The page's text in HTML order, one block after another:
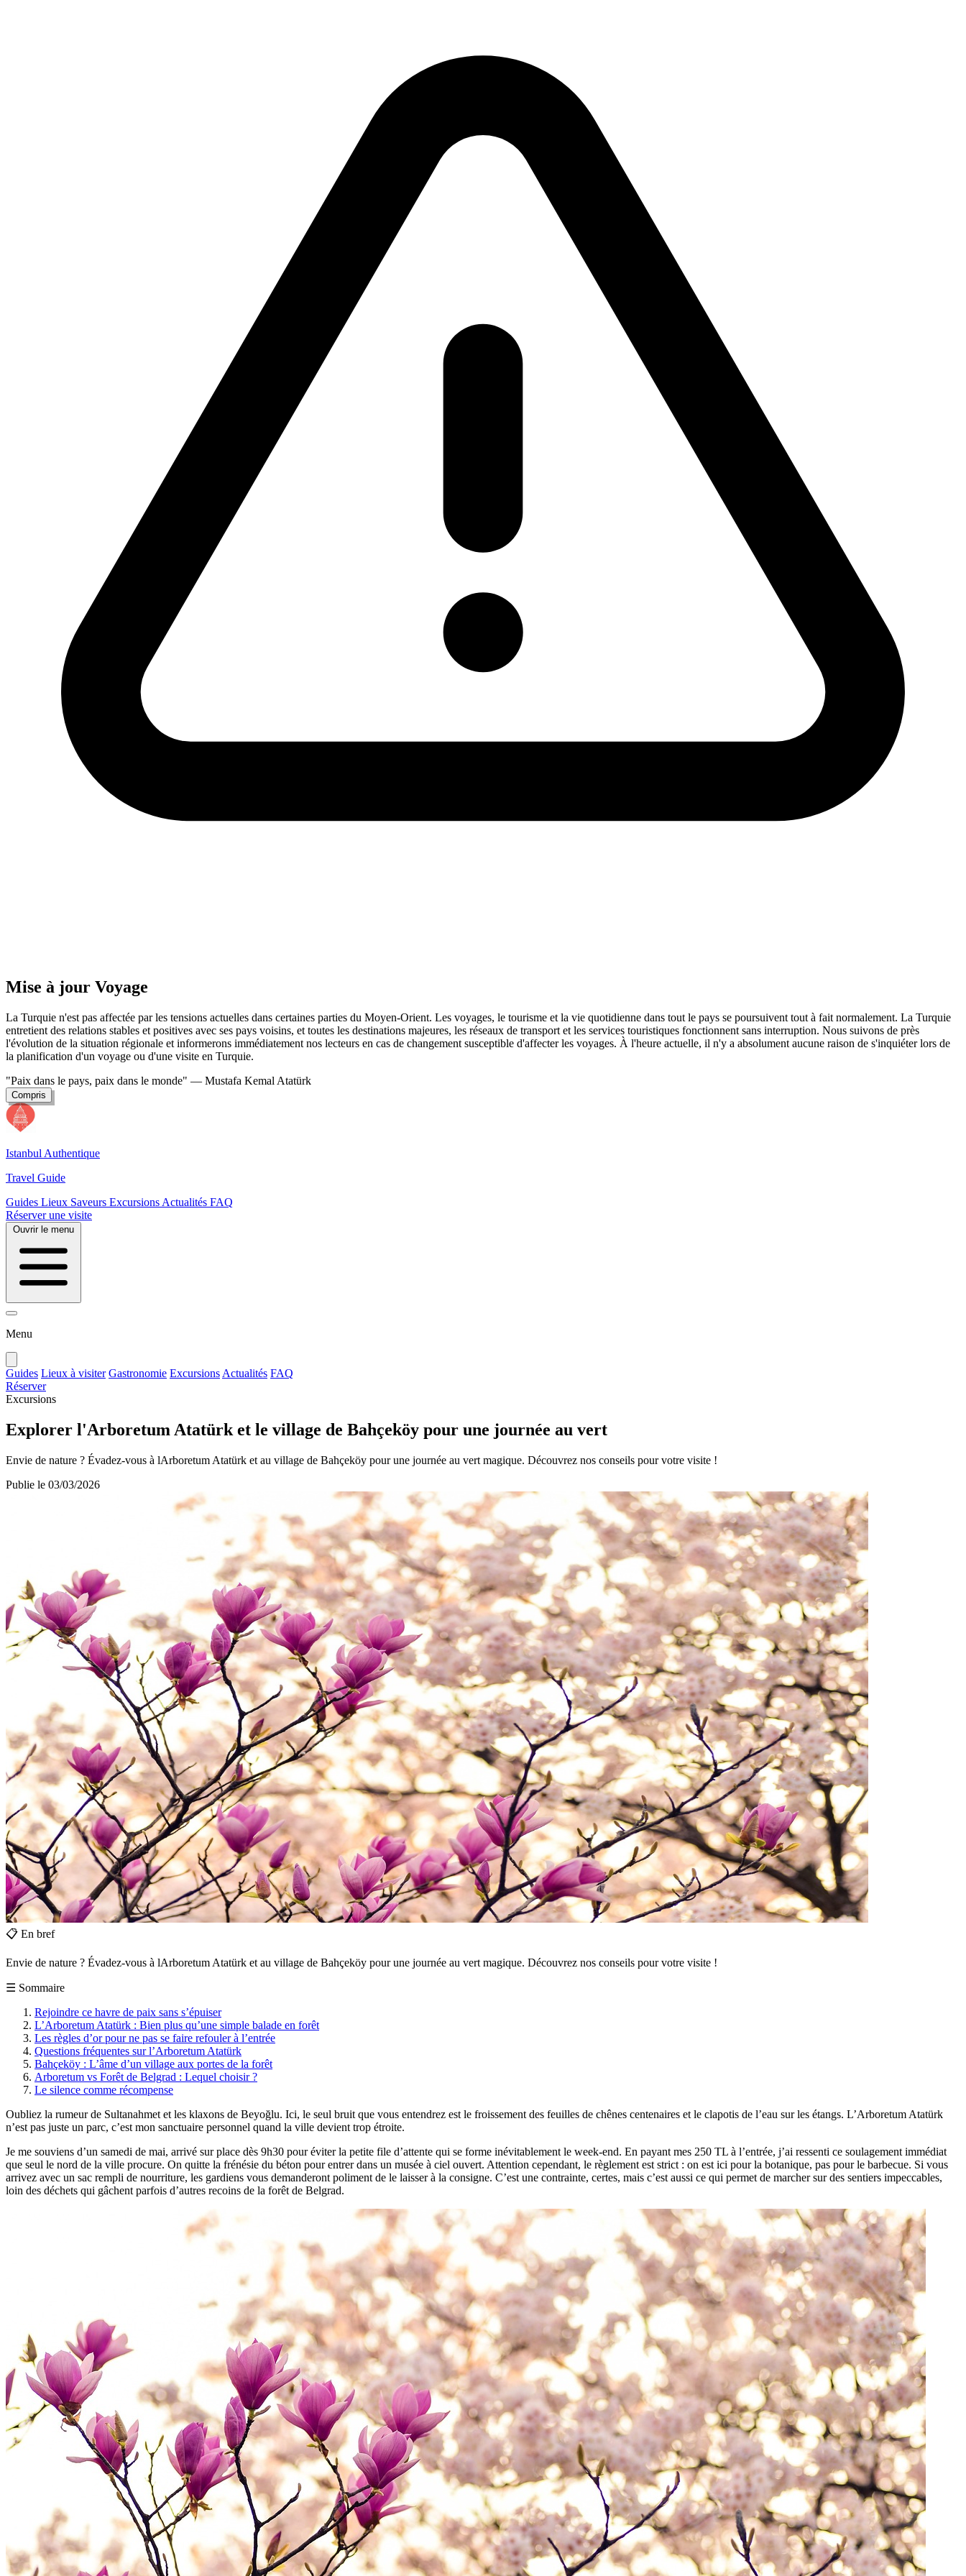
Mise à jour Voyage
La Turquie n'est pas affectée par les tensions actuelles dans certaines parties du Moyen-Orient. Les voyages, le tourisme et la vie quotidienne dans tout le pays se poursuivent tout à fait normalement. La Turquie
entretient des relations stables et positives avec ses pays voisins, et toutes les destinations majeures, les réseaux de transport et les services touristiques fonctionnent sans interruption. Nous suivons de près
l'évolution de la situation régionale et informerons immédiatement nos lecteurs en cas de changement susceptible d'affecter les voyages. À l'heure actuelle, il n'y a absolument aucune raison de s'inquiéter lors de
la planification d'un voyage ou d'une visite en Turquie.
"Paix dans le pays, paix dans le monde" — Mustafa Kemal Atatürk
Compris
Istanbul Authentique
Travel Guide
Guides Lieux Saveurs Excursions Actualités FAQ
Réserver une visite
Ouvrir le menu
Menu
Guides Lieux à visiter Gastronomie Excursions Actualités FAQ
Réserver
Excursions
Explorer l'Arboretum Atatürk et le village de Bahçeköy pour une journée au vert
Envie de nature ? Évadez-vous à lArboretum Atatürk et au village de Bahçeköy pour une journée au vert magique. Découvrez nos conseils pour votre visite !
Publie le 03/03/2026
📋 En bref
Envie de nature ? Évadez-vous à lArboretum Atatürk et au village de Bahçeköy pour une journée au vert magique. Découvrez nos conseils pour votre visite !
☰ Sommaire
Rejoindre ce havre de paix sans s’épuiser
L’Arboretum Atatürk : Bien plus qu’une simple balade en forêt
Les règles d’or pour ne pas se faire refouler à l’entrée
Questions fréquentes sur l’Arboretum Atatürk
Bahçeköy : L’âme d’un village aux portes de la forêt
Arboretum vs Forêt de Belgrad : Lequel choisir ?
Le silence comme récompense
Oubliez la rumeur de Sultanahmet et les klaxons de Beyoğlu. Ici, le seul bruit que vous entendrez est le froissement des feuilles de chênes centenaires et le clapotis de l’eau sur les étangs. L’Arboretum Atatürk
n’est pas juste un parc, c’est mon sanctuaire personnel quand la ville devient trop étroite.
Je me souviens d’un samedi de mai, arrivé sur place dès 9h30 pour éviter la petite file d’attente qui se forme inévitablement le week-end. En payant mes 250 TL à l’entrée, j’ai ressenti ce soulagement immédiat
que seul le nord de la ville procure. On quitte la frénésie du béton pour entrer dans un musée à ciel ouvert. Attention cependant, le règlement est strict : on est ici pour la botanique, pas pour le barbecue. Si vous
arrivez avec un sac rempli de nourriture, les gardiens vous demanderont poliment de le laisser à la consigne. C’est une contrainte, certes, mais c’est aussi ce qui permet de marcher sur des sentiers impeccables,
loin des déchets qui gâchent parfois d’autres recoins de la forêt de Belgrad.